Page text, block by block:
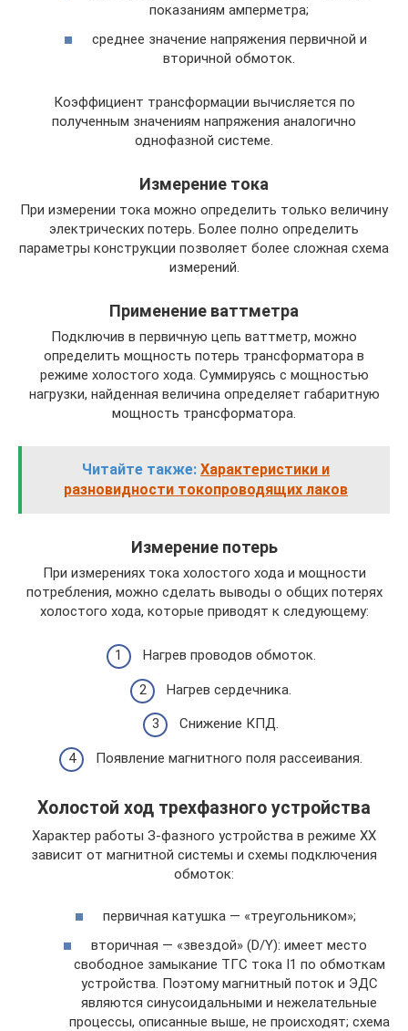
показаниям амперметра;
среднее значение напряжения первичной и
вторичной обмоток.
Коэффициент трансформации вычисляется по
полученным значениям напряжения аналогично
однофазной системе.
Измерение тока
При измерении тока можно определить только величину
электрических потерь. Более полно определить
параметры конструкции позволяет более сложная схема
измерений.
Применение ваттметра
Подключив в первичную цепь ваттметр, можно
определить мощность потерь трансформатора в
режиме холостого хода. Суммируясь с мощностью
нагрузки, найденная величина определяет габаритную
мощность трансформатора.
Читайте также: Характеристики и
разновидности токопроводящих лаков
Измерение потерь
При измерениях тока холостого хода и мощности
потребления, можно сделать выводы о общих потерях
холостого хода, которые приводят к следующему:
Нагрев проводов обмоток.
Нагрев сердечника.
Снижение КПД.
Появление магнитного поля рассеивания.
Холостой ход тpexфaзного устройства
Характер работы З-фaзного устройства в режиме XX
зависит от магнитной системы и схемы подключения
обмоток:
первичная катушка — «треугольником»;
вторичная — «звездой» (D/Y): имеет место
свободное замыкание TГC тока I1 по обмоткам
устройства. Поэтому магнитный поток и ЭДC
являются синусоидальными и нежелательные
процессы, описанные выше, не происходят; схема